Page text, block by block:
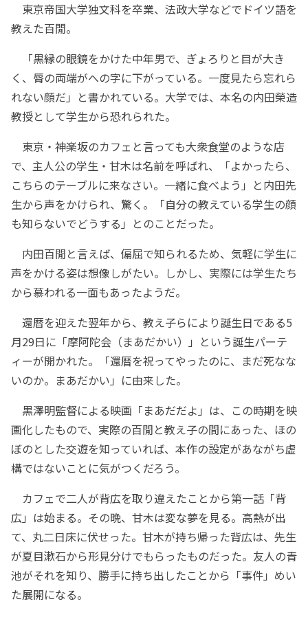
東京帝国大学独文科を卒業、法政大学などでドイツ語を
教えた百閒。
「黒縁の眼鏡をかけた中年男で、ぎょろりと目が大き
く、脣の両端がへの字に下がっている。一度見たら忘れら
れない顔だ」と書かれている。大学では、本名の内田榮造
教授として学生から恐れられた。
東京・神楽坂のカフェと言っても大衆食堂のような店
で、主人公の学生・甘木は名前を呼ばれ、「よかったら、
こちらのテーブルに来なさい。一緒に食べよう」と内田先
生から声をかけられ、驚く。「自分の教えている学生の顔
も知らないでどうする」とのことだった。
内田百閒と言えば、偏屈で知られるため、気軽に学生に
声をかける姿は想像しがたい。しかし、実際には学生たち
から慕われる一面もあったようだ。
還暦を迎えた翌年から、教え子らにより誕生日である5
月29日に「摩阿陀会（まあだかい）」という誕生パーテ
ィーが開かれた。「還暦を祝ってやったのに、まだ死なな
いのか。まあだかい」に由来した。
黒澤明監督による映画「まあだだよ」は、この時期を映
画化したもので、実際の百閒と教え子の間にあった、ほの
ぼのとした交遊を知っていれば、本作の設定があながち虚
構ではないことに気がつくだろう。
カフェで二人が背広を取り違えたことから第一話「背
広」は始まる。その晩、甘木は変な夢を見る。高熱が出
て、丸二日床に伏せった。甘木が持ち帰った背広は、先生
が夏目漱石から形見分けでもらったものだった。友人の青
池がそれを知り、勝手に持ち出したことから「事件」めい
た展開になる。